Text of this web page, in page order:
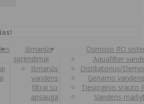
Išmanūs
sprendimai
Išmanūs
vandens
filtrai su
apsauga
Osmoso RO
Aquafilter
Distiliatorius/
Geriamo
Tiesioginio srauto
Vandens